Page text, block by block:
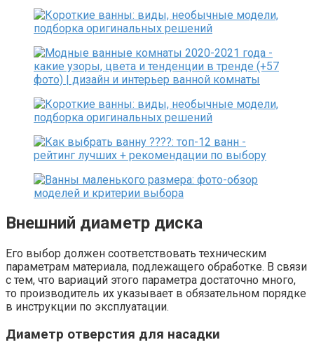
Внешний диаметр диска
Его выбор должен соответствовать техническим
параметрам материала, подлежащего обработке. В связи
с тем, что вариаций этого параметра достаточно много,
то производитель их указывает в обязательном порядке
в инструкции по эксплуатации.
Диаметр отверстия для насадки